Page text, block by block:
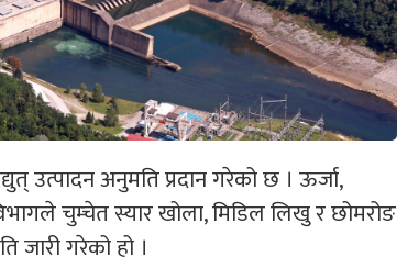
उत्पादन अनुमति प्रदान गरेको छ । ऊर्जा,
चुम्चेत स्यार खोला, मिडिल लिखु र छोमरोङ
गरेको हो ।